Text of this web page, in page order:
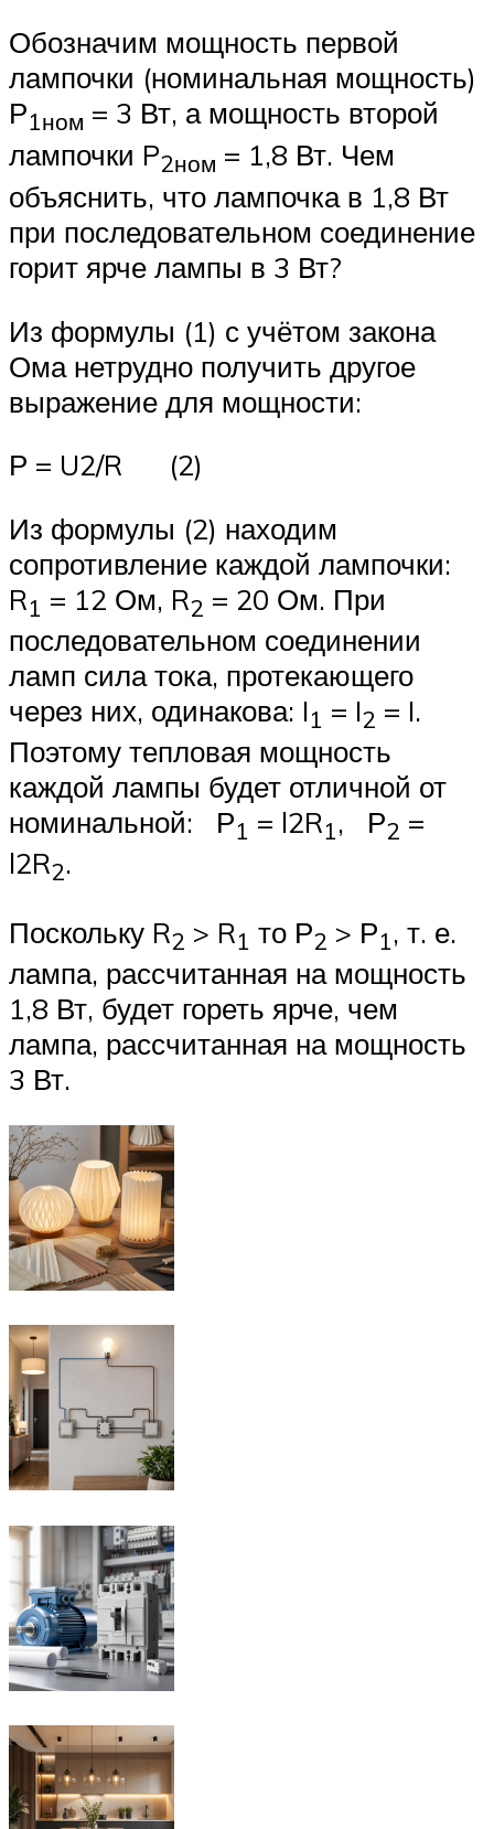
Обозначим мощность первой
лампочки (номинальная мощность)
Р1ном = 3 Вт, а мощность второй
лампочки P2ном = 1,8 Вт. Чем
объяснить, что лампочка в 1,8 Вт
при последовательном соединение
горит ярче лампы в 3 Вт?
Из формулы (1) с учётом закона
Ома нетрудно получить другое
выражение для мощности:
Р = U2/R (2)
Из формулы (2) находим
сопротивление каждой лампочки:
R1 = 12 Ом, R2 = 20 Ом. При
последовательном соединении
ламп сила тока, протекающего
через них, одинакова: I1 = I2 = I.
Поэтому тепловая мощность
каждой лампы будет отличной от
номинальной: Р1 = l2R1, Р2 =
l2R2.
Поскольку R2 > R1 то Р2 > Р1, т. е.
лампа, рассчитанная на мощность
1,8 Вт, будет гореть ярче, чем
лампа, рассчитанная на мощность
3 Вт.